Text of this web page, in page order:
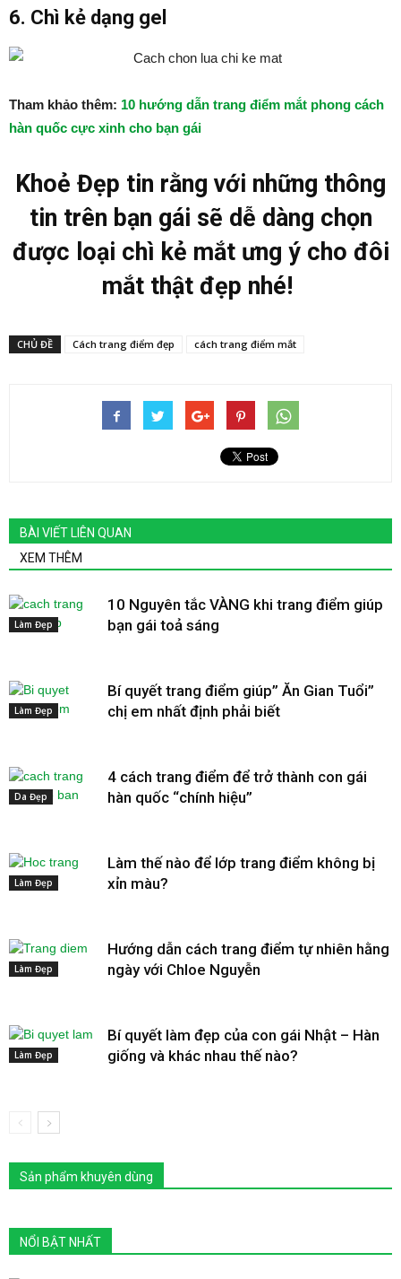
6. Chì kẻ dạng gel
Tham khảo thêm: 10 hướng dẫn trang điểm mắt phong cách
hàn quốc cực xinh cho bạn gái
Khoẻ Đẹp tin rằng với những thông
tin trên bạn gái sẽ dễ dàng chọn
được loại chì kẻ mắt ưng ý cho đôi
mắt thật đẹp nhé!
CHỦ ĐỀ Cách trang điểm đẹp cách trang điểm mắt
BÀI VIẾT LIÊN QUAN
XEM THÊM
Làm Đẹp
10 Nguyên tắc VÀNG khi trang điểm giúp
bạn gái toả sáng
Làm Đẹp
Bí quyết trang điểm giúp” Ăn Gian Tuổi”
chị em nhất định phải biết
Da Đẹp
4 cách trang điểm để trở thành con gái
hàn quốc “chính hiệu”
Làm Đẹp
Làm thế nào để lớp trang điểm không bị
xỉn màu?
Làm Đẹp
Hướng dẫn cách trang điểm tự nhiên hằng
ngày với Chloe Nguyễn
Làm Đẹp
Bí quyết làm đẹp của con gái Nhật – Hàn
giống và khác nhau thế nào?
Sản phẩm khuyên dùng
NỔI BẬT NHẤT